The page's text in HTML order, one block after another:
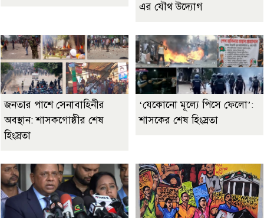
এর যৌথ উদ্যোগ
জনতার পাশে সেনাবাহিনীর
অবস্থান: শাসকগোষ্ঠীর শেষ
হিংস্রতা
‘যেকোনো মূল্যে পিসে ফেলো’:
শাসকের শেষ হিংস্রতা